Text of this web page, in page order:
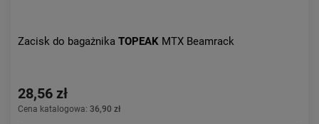
Zacisk do bagażnika TOPEAK MTX Beamrack
28,56 zł
Cena katalogowa: 36,90 zł